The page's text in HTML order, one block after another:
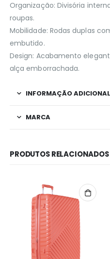
Organização: Divisória
roupas.
Mobilidade: Rodas duplas
embutido.
Design: Acabamento
alça emborrachada.
INFORMAÇÃO ADICIONAL
MARCA
PRODUTOS RELACIONADOS